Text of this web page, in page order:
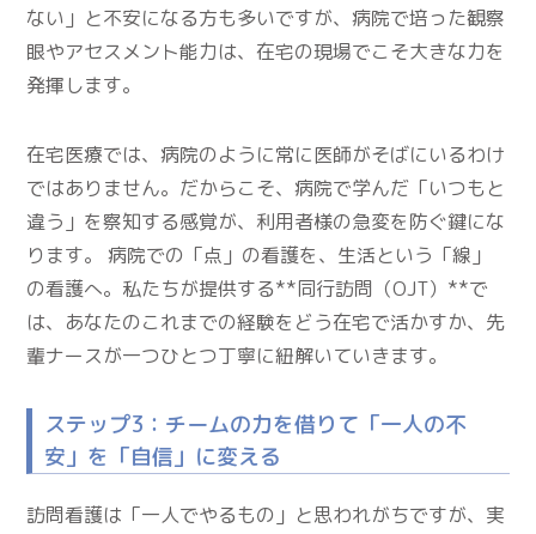
ない」と不安になる方も多いですが、病院で培った観察
眼やアセスメント能力は、在宅の現場でこそ大きな力を
発揮します。
在宅医療では、病院のように常に医師がそばにいるわけ
ではありません。だからこそ、病院で学んだ「いつもと
違う」を察知する感覚が、利用者様の急変を防ぐ鍵にな
ります。 病院での「点」の看護を、生活という「線」
の看護へ。私たちが提供する**同行訪問（OJT）**で
は、あなたのこれまでの経験をどう在宅で活かすか、先
輩ナースが一つひとつ丁寧に紐解いていきます。
ステップ3：チームの力を借りて「一人の不
安」を「自信」に変える
訪問看護は「一人でやるもの」と思われがちですが、実